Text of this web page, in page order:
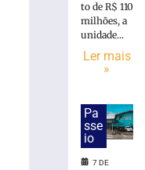
Passeios
Ciclísticos
mobilizam
Brusque
sábado
to de R$ 110
milhões, a
unidade...
Ler mais
»
Pa
sse
io
7 DE